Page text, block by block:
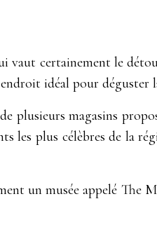
vaut certainement le
idéal pour déguster
plusieurs magasins
les plus célèbres de la
un musée appelé The